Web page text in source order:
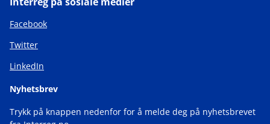
Facebook
Twitter
LinkedIn
Nyhetsbrev
Trykk på knappen nedenfor for å melde deg på nyhetsbrevet